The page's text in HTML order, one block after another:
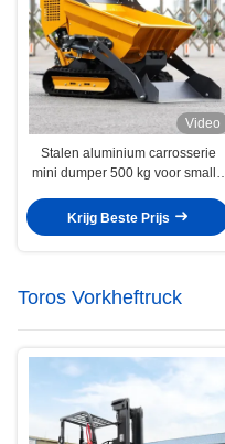
Video
Stalen aluminium carrosserie
mini dumper 500 kg voor smalle
Krijg Beste Prijs
Toros Vorkheftruck